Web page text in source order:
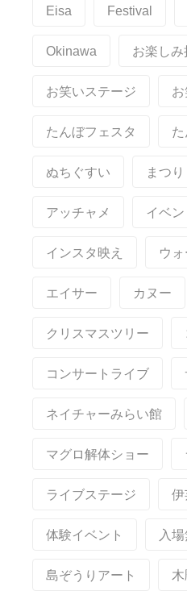
Eisa Festival
Okinawa お楽しみ
お笑いステージ
たんぼフェスタ
ぬちぐすい まつり
アッチャメ イベン
インスタ映え ウ
エイサー カヌー
クリスマスツリー
コンサートライブ
ネイチャーみらい館
マグロ解体ショー
ライブステージ 伊
体験イベント 入
島ぞうりアート 木